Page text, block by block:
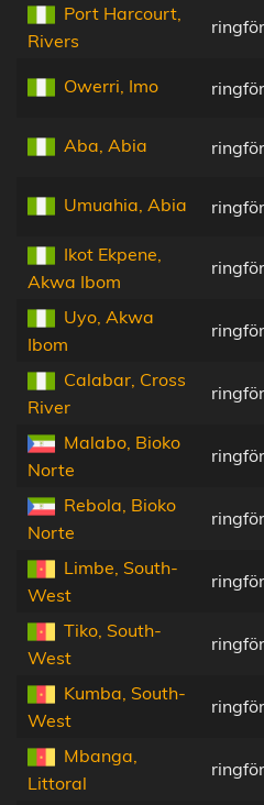
Port Harcourt,
Rivers
Owerri, Imo
Aba, Abia
Umuahia, Abia
Ikot Ekpene,
Akwa Ibom
Uyo, Akwa
Ibom
Calabar, Cross
River
Malabo, Bioko
Norte
Rebola, Bioko
Norte
Limbe, South-
West
Tiko, South-
West
Kumba, South-
West
Mbanga,
Littoral